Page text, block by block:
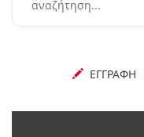
ΕΓΓΡΑΦΗ